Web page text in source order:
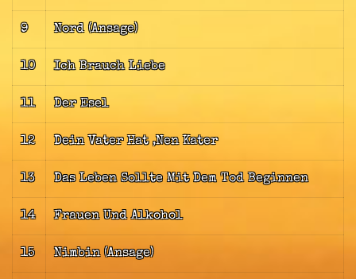
9 Nord (Ansage)
10 Ich Brauch Liebe
11 Der Esel
12 Dein Vater Hat ‚Nen Kater
13 Das Leben Sollte Mit Dem Tod Beginnen
14 Frauen Und Alkohol
15 Nimbin (Ansage)